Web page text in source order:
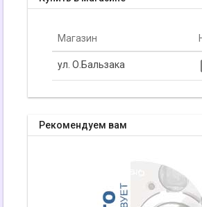
Магазин
ул. О.Бальзака
Рекомендуем вам